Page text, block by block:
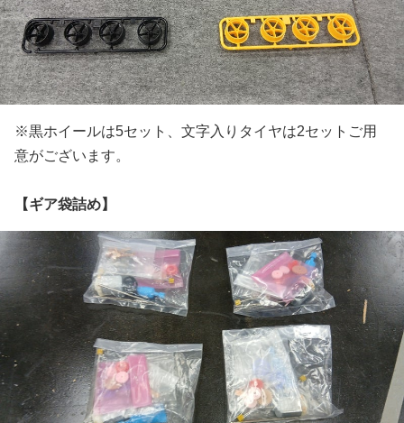
※黒ホイールは5セット、文字入りタイヤは2セットご用
意がございます。
【ギア袋詰め】